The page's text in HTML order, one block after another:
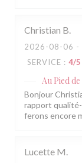
Christian B
2026-08-06 -
SERVICE : 4/5
Au Pied
Bonjour
rapport
ferons encore
Lucette M